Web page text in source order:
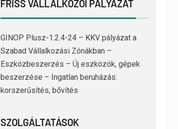
FRISS VÁLLALKOZÓI PÁLYÁZAT
GINOP Plusz-1.2.4-24 – KKV pályázat a
Szabad Vállalkozási Zónákban –
Eszközbeszerzés – Új eszközök, gépek
beszerzése – Ingatlan beruházás:
korszerűsítés, bővítés
SZOLGÁLTATÁSOK